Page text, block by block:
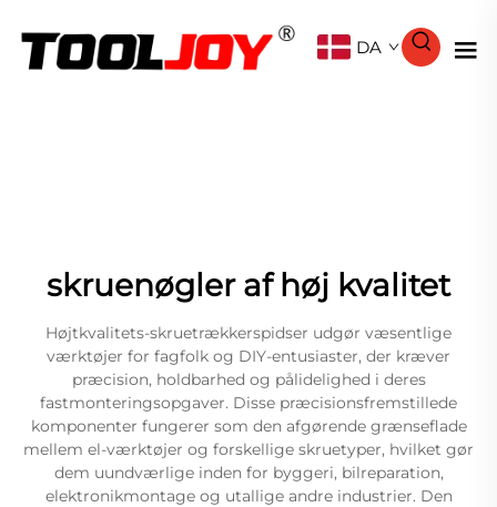
DA
skruenøgler af høj kvalitet
Højtkvalitets-skruetrækkerspidser udgør væsentlige
værktøjer for fagfolk og DIY-entusiaster, der kræver
præcision, holdbarhed og pålidelighed i deres
fastmonteringsopgaver. Disse præcisionsfremstillede
komponenter fungerer som den afgørende grænseflade
mellem el-værktøjer og forskellige skruetyper, hvilket gør
dem uundværlige inden for byggeri, bilreparation,
elektronikmontage og utallige andre industrier. Den